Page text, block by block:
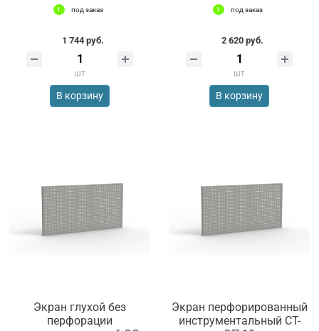
под заказ
1 744 руб.
шт
В корзину
под заказ
2 620 руб.
шт
В корзину
Экран глухой без
перфорации
Экран перфорированный
инструментальный СТ-